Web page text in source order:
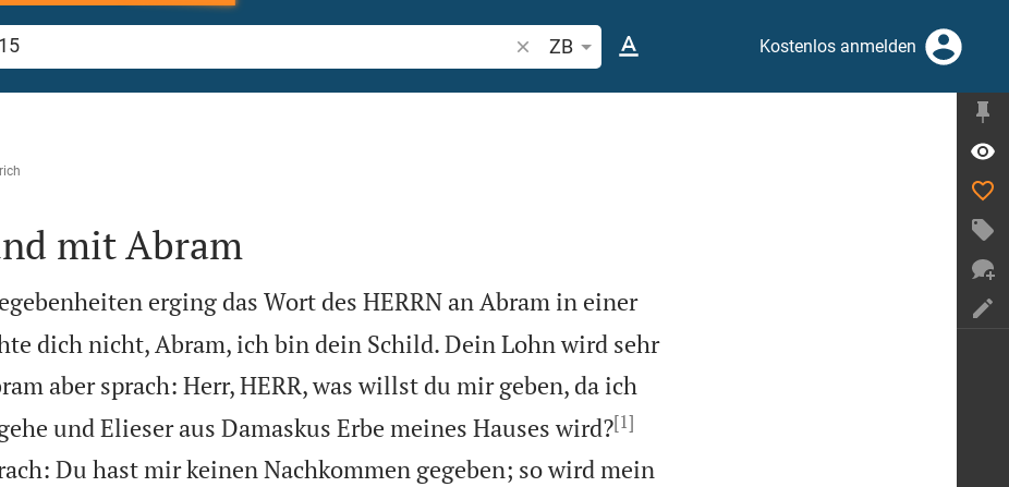
Bibelstelle oder Begriff suchen
ZB Kostenlos anmelden
mit Abram
erging das Wort des HERRN an Abram in einer
dich nicht, Abram, ich bin dein Schild. Dein Lohn wird sehr
aber sprach: Herr, HERR, was willst du mir geben, da ich
und Elieser aus Damaskus Erbe meines Hauses wird?[1]
Du hast mir keinen Nachkommen gegeben; so wird mein